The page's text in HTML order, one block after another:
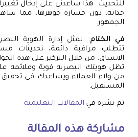
للتحديث. هذا ساعدني على إدخال
حداثة، دون خسارة جوهرها، مما
الجمهور.
في الختام: تمثل إدارة الهوية
تتطلب مراقبة دائمة، تحديثات
الاتساق. من خلال التركيز على هذه
تظل هويتك البصرية قوية وملائمة
من ولاء العملاء ويساعدك في تحقيق
المستقبل.
تم نشره في المقالات التعليمية
مشاركة هذه المقالة